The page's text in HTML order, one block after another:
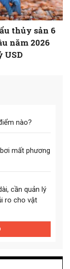
thủy sản 6
năm 2026
USD
nào?
mất phương
cần quản lý
ro cho vật